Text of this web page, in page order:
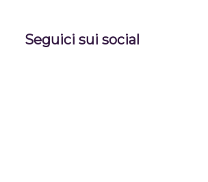
Seguici sui social